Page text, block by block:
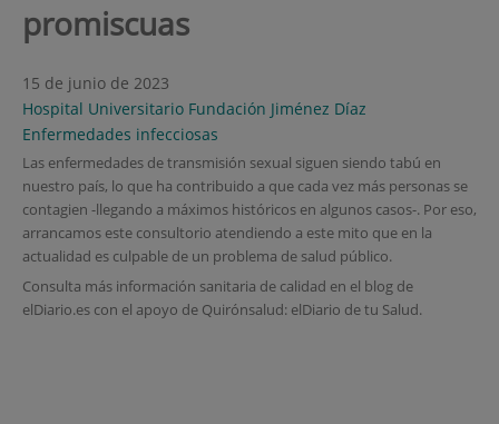
promiscuas
15 de junio de 2023
Hospital Universitario Fundación Jiménez Díaz
Enfermedades infecciosas
Las enfermedades de transmisión sexual siguen siendo tabú en
nuestro país, lo que ha contribuido a que cada vez más personas se
contagien -llegando a máximos históricos en algunos casos-. Por eso,
arrancamos este consultorio atendiendo a este mito que en la
actualidad es culpable de un problema de salud público.
Consulta más información sanitaria de calidad en el blog de
elDiario.es con el apoyo de Quirónsalud: elDiario de tu Salud.